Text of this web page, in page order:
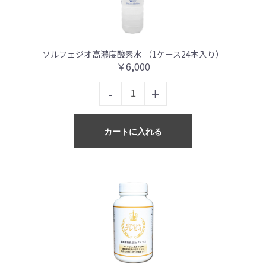
ソルフェジオ高濃度酸素水 （1ケース24本入り）
￥6,000
- +
カートに入れる